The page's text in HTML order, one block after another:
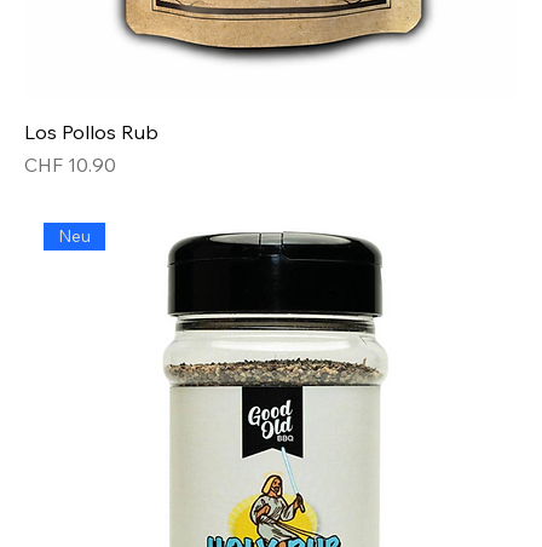
Los Pollos Rub
Preis
CHF 10.90
Neu